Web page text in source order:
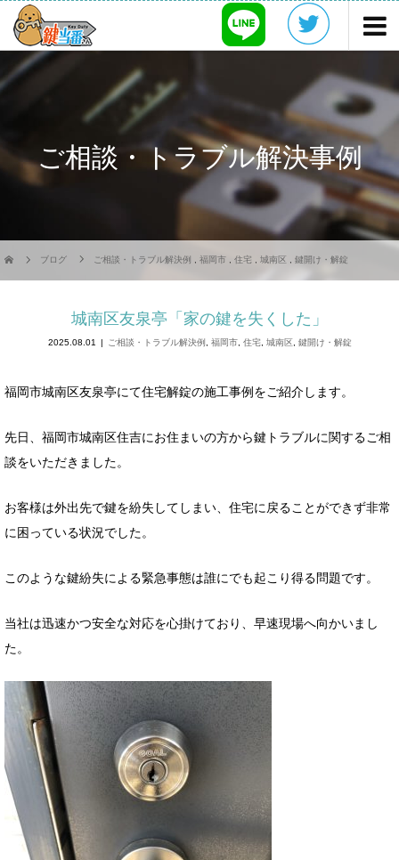
ご相談・トラブル解決事例
ブログ ご相談・トラブル解決例 福岡市 住宅 城南区 鍵開け・解錠
城南区友泉亭「家の鍵を失くした」
2025.08.01 ご相談・トラブル解決例 福岡市, 住宅, 城南区, 鍵開け・解錠
福岡市城南区友泉亭にて住宅解錠の施工事例をご紹介します。
先日、福岡市城南区住吉にお住まいの方から鍵トラブルに関するご相
談をいただきました。
お客様は外出先で鍵を紛失してしまい、住宅に戻ることができず非常
に困っている状況でした。
このような鍵紛失による緊急事態は誰にでも起こり得る問題です。
当社は迅速かつ安全な対応を心掛けており、早速現場へ向かいまし
た。